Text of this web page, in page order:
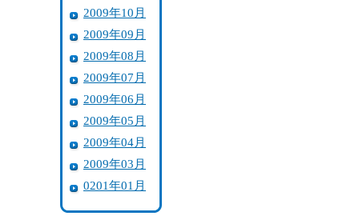
2009年10月
2009年09月
2009年08月
2009年07月
2009年06月
2009年05月
2009年04月
2009年03月
0201年01月